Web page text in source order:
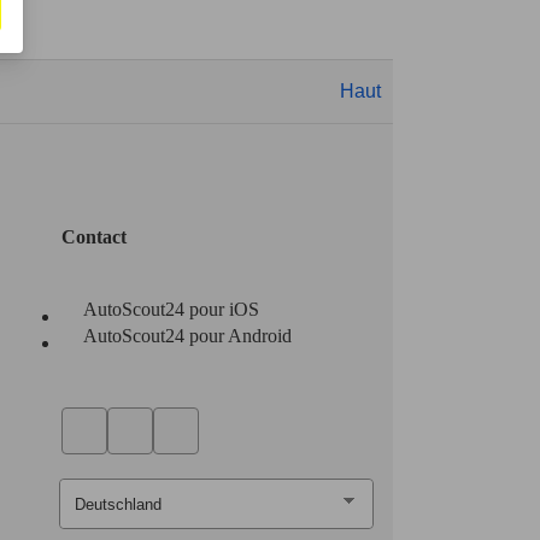
Haut
Contact
AutoScout24 pour iOS
AutoScout24 pour Android